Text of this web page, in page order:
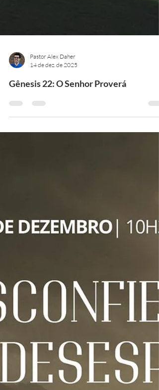
14 de dez. de 2025
Gênesis 22: O Senhor Proverá